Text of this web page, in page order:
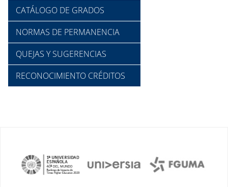
CATÁLOGO DE GRADOS
NORMAS DE PERMANENCIA
QUEJAS Y SUGERENCIAS
RECONOCIMIENTO CRÉDITOS